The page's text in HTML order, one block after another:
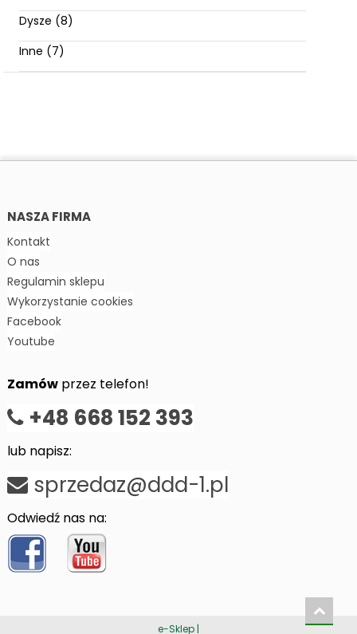
Dysze (8)
Inne (7)
NASZA FIRMA
Kontakt
O nas
Regulamin sklepu
Wykorzystanie cookies
Facebook
Youtube
Zamów przez telefon!
+48 668 152 393
lub napisz:
sprzedaz@ddd-1.pl
Odwiedź nas na:
e-Sklep |